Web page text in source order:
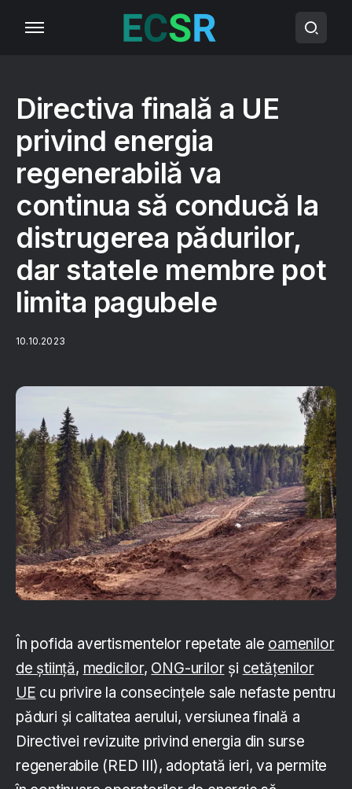
Directiva finală a UE
privind energia
regenerabilă va
continua să conducă la
distrugerea pădurilor,
dar statele membre pot
limita pagubele
10.10.2023
În pofida avertismentelor repetate ale oamenilor
de știință, medicilor, ONG-urilorși cetățenilor
UE cu privire la consecințele sale nefaste pentru
păduri și calitatea aerului, versiunea finală a
Directivei revizuite privind energia din surse
regenerabile (RED III), adoptată ieri, va permite